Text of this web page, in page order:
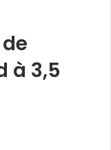
à 3,5